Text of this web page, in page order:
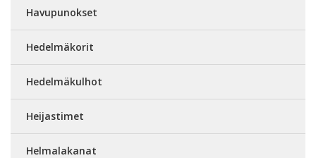
Havupunokset
Hedelmäkorit
Hedelmäkulhot
Heijastimet
Helmalakanat